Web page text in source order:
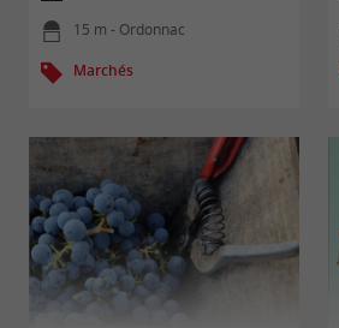
15 m - Ordonnac
Marchés